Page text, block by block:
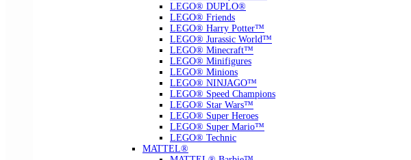
LEGO® DUPLO®
LEGO® Friends
LEGO® Harry Potter™
LEGO® Jurassic World™
LEGO® Minecraft™
LEGO® Minifigures
LEGO® Minions
LEGO® NINJAGO™
LEGO® Speed Champions
LEGO® Star Wars™
LEGO® Super Heroes
LEGO® Super Mario™
LEGO® Technic
MATTEL®